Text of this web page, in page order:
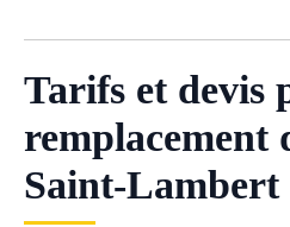
Tarifs et devis
remplacement
Saint-Lambert